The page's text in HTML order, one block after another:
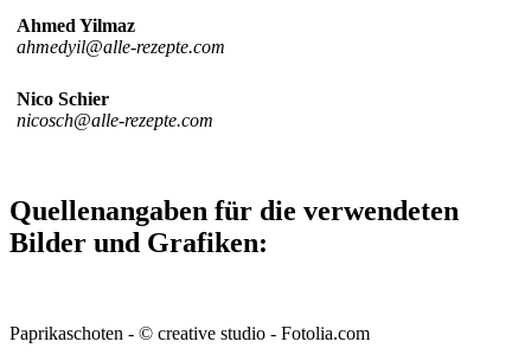
Ahmed Yilmaz
ahmedyil@alle-rezepte.com
Nico Schier
nicosch@alle-rezepte.com
Quellenangaben für die verwendeten
Bilder und Grafiken:
Paprikaschoten - © creative studio - Fotolia.com